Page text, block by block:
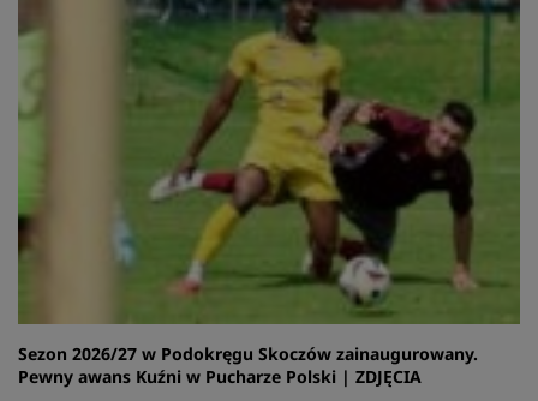
Sezon 2026/27 w Podokręgu Skoczów zainaugurowany.
Pewny awans Kuźni w Pucharze Polski | ZDJĘCIA